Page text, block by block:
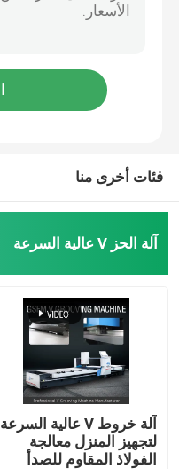
آلة القطع CNC V
فئات أخرى منا
آلة الحز V عالية السرعة
آلة خروط V عالية السرعة
لتجهيز المنزل معالجة
الفولاذ المقاوم للصدأ